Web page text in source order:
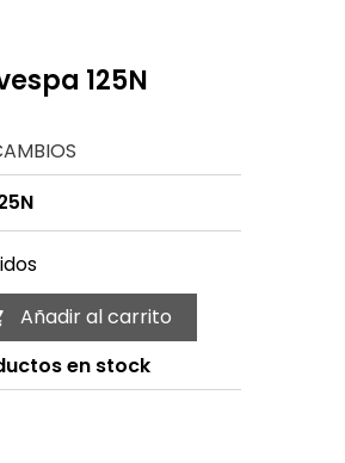
125N
Añadir al carrito
en stock